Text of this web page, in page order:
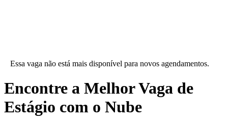
Essa vaga não está mais disponível para novos agendamentos.
Encontre a Melhor Vaga de
Estágio com o Nube